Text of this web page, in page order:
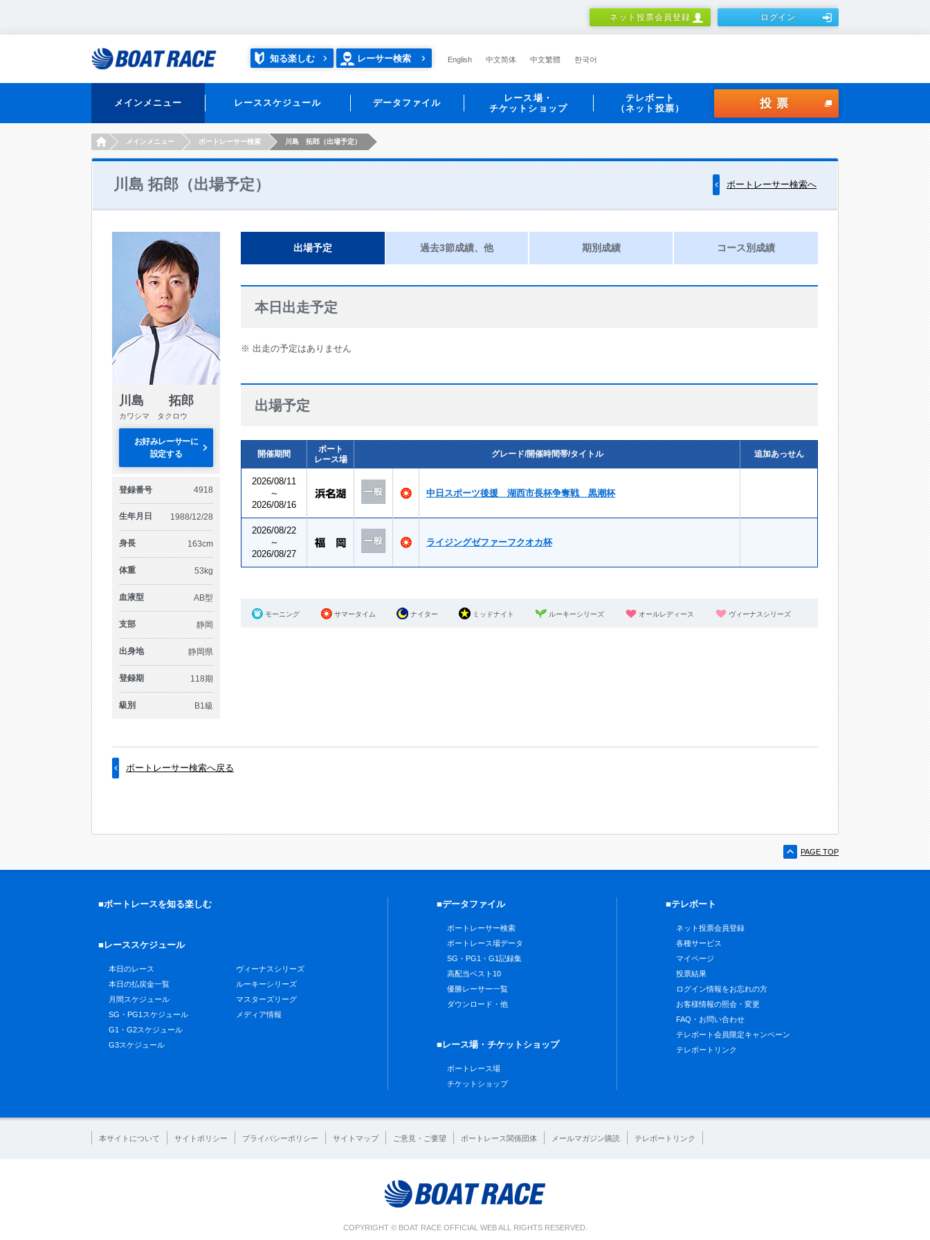
ネット投票会員登録 ログイン
知る楽しむ レーサー検索 English 中文简体 中文繁體 한국어
メインメニュー レーススケジュール データファイル
レース場・
チケットショップ
テレボート
（ネット投票）
投票
HOMEメインメニュー ボートレーサー検索 川島 拓郎（出場予定）
川島 拓郎（出場予定） ボートレーサー検索へ
川島 拓郎
カワシマ タクロウ
お好みレーサーに
設定する
登録番号 4918
生年月日 1988/12/28
身長 163cm
体重 53kg
血液型 AB型
支部 静岡
出身地 静岡県
登録期 118期
級別 B1級
出場予定 過去3節成績、他 期別成績 コース別成績
本日出走予定
※ 出走の予定はありません
出場予定
開催期間
ボート
レース場
グレード/開催時間帯/タイトル 追加あっせん
2026/08/11
～
2026/08/16
中日スポーツ後援 湖西市長杯争奪戦 黒潮杯
2026/08/22
～
2026/08/27
ライジングゼファーフクオカ杯
モーニング サマータイム ナイター ミッドナイト ルーキーシリーズ オールレディース ヴィーナスシリーズ
ボートレーサー検索へ戻る
PAGE TOP
■ボートレースを知る楽しむ
■レーススケジュール
本日のレース
本日の払戻金一覧
月間スケジュール
SG・PG1スケジュール
G1・G2スケジュール
G3スケジュール
ヴィーナスシリーズ
ルーキーシリーズ
マスターズリーグ
メディア情報
■データファイル
ボートレーサー検索
ボートレース場データ
SG・PG1・G1記録集
高配当ベスト10
優勝レーサー一覧
ダウンロード・他
■レース場・チケットショップ
ボートレース場
チケットショップ
■テレボート
ネット投票会員登録
各種サービス
マイページ
投票結果
ログイン情報をお忘れの方
お客様情報の照会・変更
FAQ・お問い合わせ
テレボート会員限定キャンペーン
テレボートリンク
本サイトについて サイトポリシー プライバシーポリシー サイトマップ ご意見・ご要望 ボートレース関係団体 メールマガジン購読 テレボートリンク
COPYRIGHT © BOAT RACE OFFICIAL WEB ALL RIGHTS RESERVED.